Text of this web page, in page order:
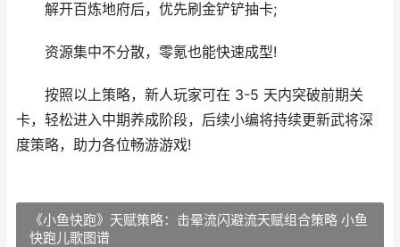
解开百炼地府后，优先刷金铲铲抽卡;
资源集中不分散，零氪也能快速成型!
按照以上策略，新人玩家可在 3-5 天内突破前期关
卡，轻松进入中期养成阶段，后续小编将持续更新武将深
度策略，助力各位畅游游戏!
《小鱼快跑》天赋策略：击晕流闪避流天赋组合策略 小鱼
快跑儿歌图谱